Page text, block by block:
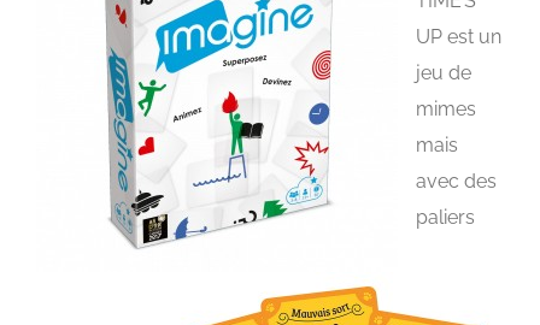
UP est un
jeu de
mimes
mais
avec des
paliers